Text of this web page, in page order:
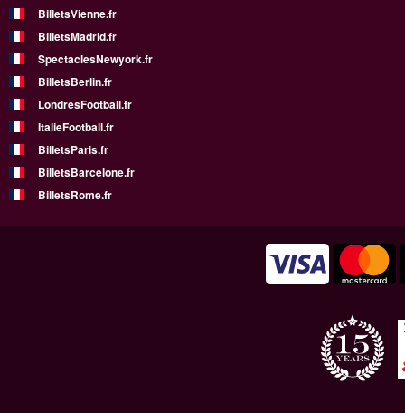
BilletsVienne.fr
BilletsMadrid.fr
SpectaclesNewyork.fr
BilletsBerlin.fr
LondresFootball.fr
ItalieFootball.fr
BilletsParis.fr
BilletsBarcelone.fr
BilletsRome.fr